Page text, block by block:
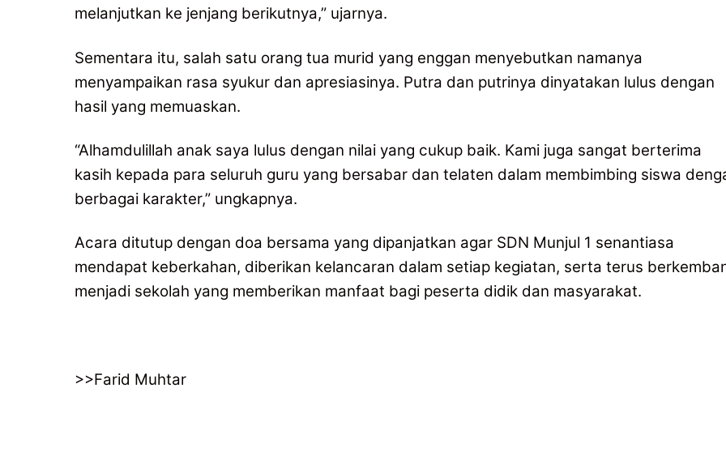
melanjutkan ke jenjang berikutnya,” ujarnya.
‎Sementara itu, salah satu orang tua murid yang enggan menyebutkan namanya
menyampaikan rasa syukur dan apresiasinya. Putra dan putrinya dinyatakan lulus dengan
hasil yang memuaskan.
‎“Alhamdulillah anak saya lulus dengan nilai yang cukup baik. Kami juga sangat berterima
kasih kepada para seluruh guru yang bersabar dan telaten dalam membimbing siswa
berbagai karakter,” ungkapnya.
‎Acara ditutup dengan doa bersama yang dipanjatkan agar SDN Munjul 1 senantiasa
mendapat keberkahan, diberikan kelancaran dalam setiap kegiatan, serta terus
menjadi sekolah yang memberikan manfaat bagi peserta didik dan masyarakat.
‎>>Farid Muhtar